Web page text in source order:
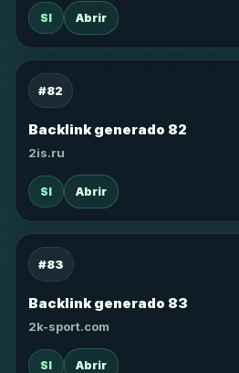
SI Abrir
#82
Backlink generado 82
2is.ru
SI Abrir
#83
Backlink generado 83
2k-sport.com
SI Abrir